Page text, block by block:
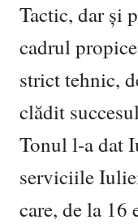
Tactic, dar și
cadrul
strict tehnic,
clădit
Tonul l-a dat
serviciile
care, de la 16